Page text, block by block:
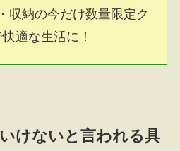
収納の今だけ数量限定ク
適な生活に！
けないと言われる具